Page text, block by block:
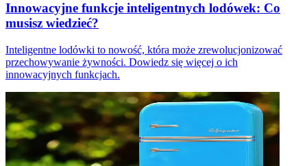
Innowacyjne funkcje inteligentnych lodówek: Co
musisz wiedzieć?
Inteligentne lodówki to nowość, która może zrewolucjonizować
przechowywanie żywności. Dowiedz się więcej o ich
innowacyjnych funkcjach.